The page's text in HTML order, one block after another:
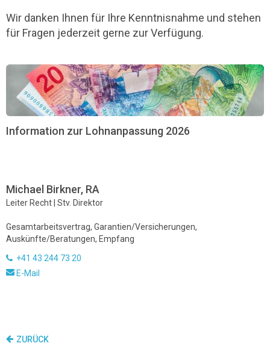
Wir danken Ihnen für Ihre Kenntnisnahme und stehen
für Fragen jederzeit gerne zur Verfügung.
Information zur Lohnanpassung 2026
Michael Birkner, RA
Leiter Recht | Stv. Direktor
Gesamtarbeitsvertrag, Garantien/Versicherungen,
Auskünfte/Beratungen, Empfang
+41 43 244 73 20
E-Mail
ZURÜCK